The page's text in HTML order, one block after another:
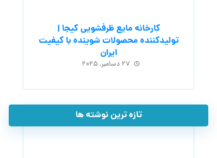
کارخانه مایع ظرفشویی کیجا |
تولیدکننده محصولات شوینده با کیفیت
ایران
۲۷ دسامبر, ۲۰۲۵
تازه ترین نوشته ها